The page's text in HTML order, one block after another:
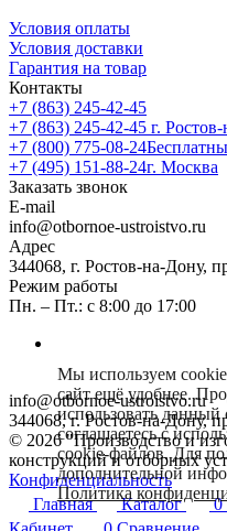
Условия оплаты
Условия доставки
Гарантия на товар
Контакты
+7 (863) 245-42-45
+7 (863) 245-42-45 г.
+7 (800) 775-08-24
+7 (495) 151-88-24г. Москва
Заказать звонок
E-mail
info@otbornoe-ustroistvo.ru
Адрес
344068, г. Ростов-на-Дону,
Режим работы
Пн. – Пт.: с 8:00 до 17:00
info@otbornoe-ustroistvo.ru
344068, г. Ростов-на-Дону,
© 2026 "Производство и
конструкций и отборных
Конфиденциальность
Главная
Каталог 0
Мы используем
сайт ещё удобнее.
использовать данный
соглашаетесь с
cookie-файлов. Для
дополнительной
Политика